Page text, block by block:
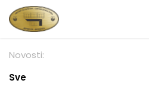
Skip to Content
Novosti:
Sve